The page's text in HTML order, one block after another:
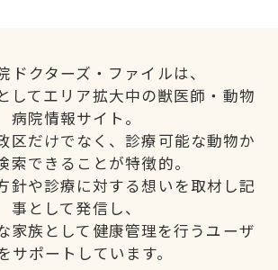
ドクターズ・ファイルは、
してエリア拡大中の獣医師・動物
病院情報サイト。
区だけでなく、診療可能な動物か
索できることが特徴的。
針や診療に対する想いを取材し記
事として発信し、
家族として健康管理を行うユーザ
サポートしています。